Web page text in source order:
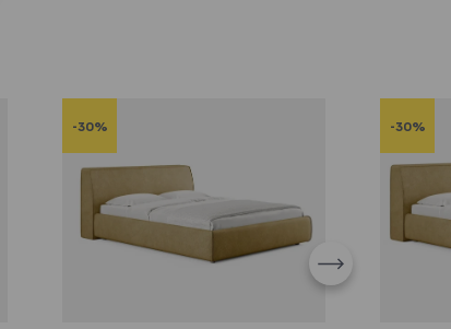
-30% -30%